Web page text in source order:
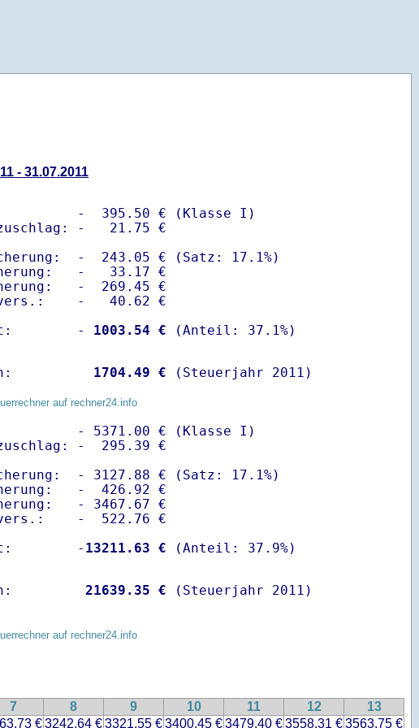
- 31.07.2011
-  395.50 € (Klasse I)
-   21.75 €
-  243.05 € (Satz: 17.1%)
-   33.17 €
-  269.45 €
-   40.62 €
-
1003.54 €
1704.49 € (Steuerjahr 2011)
auf rechner24.info
- 5371.00 € (Klasse I)
-  295.39 €
- 3127.88 € (Satz: 17.1%)
-  426.92 €
- 3467.67 €
-  522.76 €
- 13211.63 €
21639.35 € (Steuerjahr 2011)
auf rechner24.info
7 8 9 10 11 12
13
€3242.64 €3321.55 €3400.45 €3479.40 €3558.31 €3563.75 €